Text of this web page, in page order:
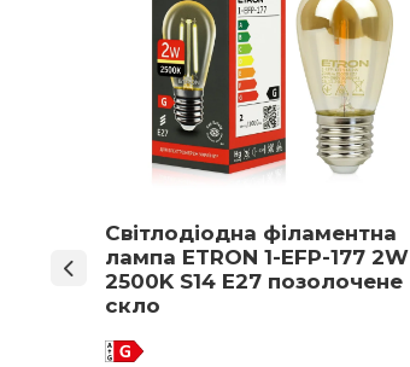
Світлодіодна філаментна
лампа ETRON 1-EFP-177 2W
2500K S14 E27 позолочене
скло